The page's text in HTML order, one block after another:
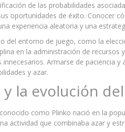
de las probabilidades
oportunidades de éxito. Conocer
experiencia aleatoria y una
del entorno de juego, como la
en la administración de
innecesarios. Armarse de paciencia
y azar.
y la evolución
como Plinko nació en la
actividad que combinaba azar y